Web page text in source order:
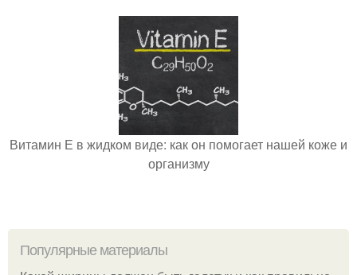
Витамин Е в жидком виде: как он помогает нашей коже и
организму
Популярные материалы